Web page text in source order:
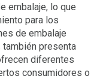
embalaje, lo que
para los
de embalaje
presenta
diferentes
consumidores o